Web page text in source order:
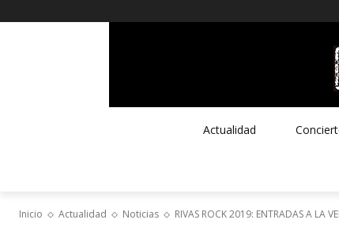
Actualidad
Inicio Actualidad Noticias RIVAS ROCK 2019: ENTRADAS A LA